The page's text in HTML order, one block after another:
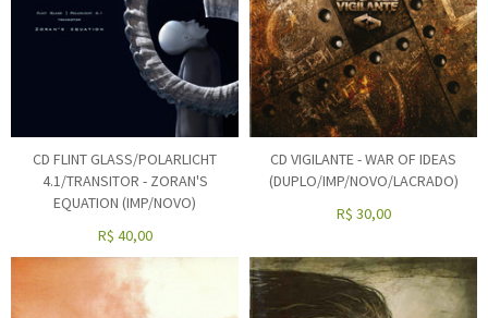
CD FLINT GLASS/POLARLICHT
4.1/TRANSITOR - ZORAN'S
EQUATION (IMP/NOVO)
R$ 40,00
CD VIGILANTE - WAR OF IDEAS
(DUPLO/IMP/NOVO/LACRADO)
R$ 30,00